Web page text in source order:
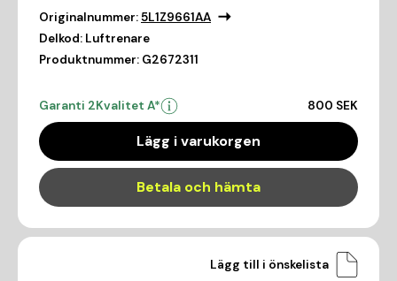
Originalnummer:5L1Z9661AA
Delkod: Luftrenare
Produktnummer: G2672311
Garanti 2Kvalitet A* 800 SEK
Lägg i varukorgen
Betala och hämta
Lägg till i önskelista